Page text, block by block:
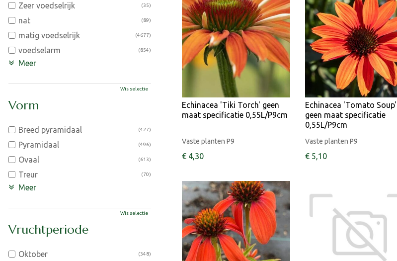
Echinacea 'Tiki Torch' geen
maat specificatie 0,55L/P9cm
Vaste planten P9
€ 4,30
Echinacea 'Tomato Soup'
geen maat specificatie
0,55L/P9cm
Vaste planten P9
€ 5,10
Zeer voedselrijk (35)
nat (89)
matig voedselrijk (4677)
voedselarm (854)
Meer
Wis selectie
Vorm
Breed pyramidaal (427)
Pyramidaal (496)
Ovaal (613)
Treur (70)
Meer
Wis selectie
Vruchtperiode
Oktober (348)